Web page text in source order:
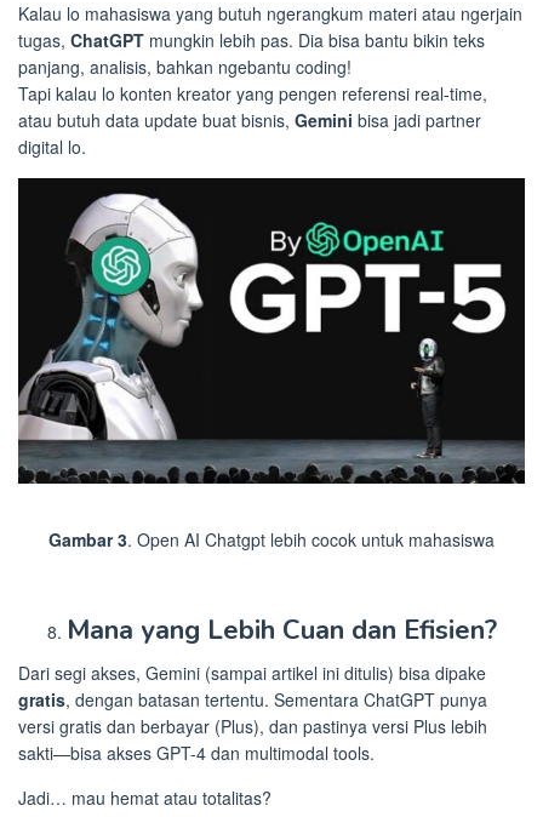
Kalau lo mahasiswa yang butuh ngerangkum materi atau ngerjain
tugas, ChatGPT mungkin lebih pas. Dia bisa bantu bikin teks
panjang, analisis, bahkan ngebantu coding!
Tapi kalau lo konten kreator yang pengen referensi real-time,
atau butuh data update buat bisnis, Gemini bisa jadi partner
digital lo.
Gambar 3. Open AI Chatgpt lebih cocok untuk mahasiswa
Mana yang Lebih Cuan dan Efisien?
Dari segi akses, Gemini (sampai artikel ini ditulis) bisa dipake
gratis, dengan batasan tertentu. Sementara ChatGPT punya
versi gratis dan berbayar (Plus), dan pastinya versi Plus lebih
sakti—bisa akses GPT-4 dan multimodal tools.
Jadi… mau hemat atau totalitas?